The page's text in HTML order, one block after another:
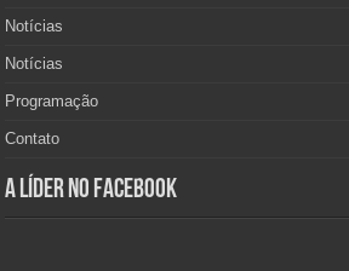
Notícias
Notícias
Programação
Contato
A Líder no Facebook